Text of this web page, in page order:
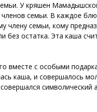
У кряшен
семьи. В каждое
семьи, кому
остатка. Эта каша
вместе с особыми
каша, и совершалось
символический